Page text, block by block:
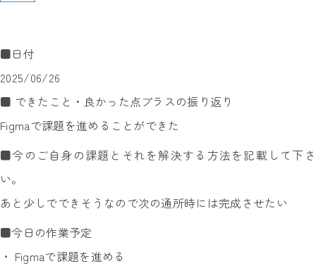
■日付
2025/06/26
■ できたこと・良かった点プラスの振り返り
Figmaで課題を進めることができた
■今のご自身の課題とそれを解決する方法を記載して下さ
い。
あと少しでできそうなので次の通所時には完成させたい
■今日の作業予定
・ Figmaで課題を進める